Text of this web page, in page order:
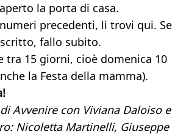
la porta di casa.
precedenti, li trovi qui. Se
fallo subito.
tra 15 giorni, cioè domenica 10
la Festa della mamma).
Avvenire con Viviana Daloiso e
Nicoletta Martinelli, Giuseppe